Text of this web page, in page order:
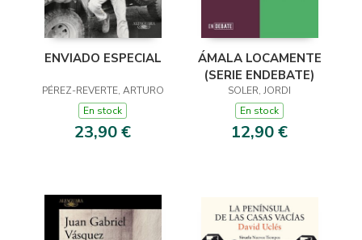
ENVIADO ESPECIAL
PÉREZ-REVERTE, ARTURO
En stock
23,90 €
ÁMALA LOCAMENTE
(SERIE ENDEBATE)
SOLER, JORDI
En stock
12,90 €